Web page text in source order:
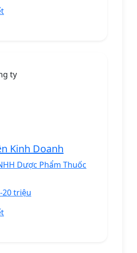
Kinh Doanh
Dược Phẩm Thuốc
20 triệu